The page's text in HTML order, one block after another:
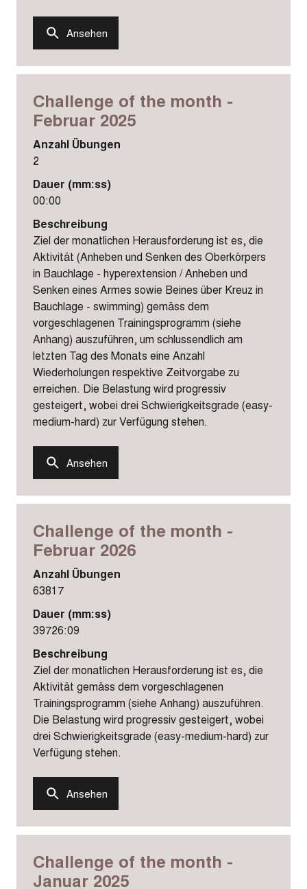
Ansehen
Challenge of the month -
Februar 2025
Anzahl Übungen
2
Dauer (mm:ss)
00:00
Beschreibung
Ziel der monatlichen Herausforderung ist es, die
Aktivität (Anheben und Senken des Oberkörpers
in Bauchlage - hyperextension / Anheben und
Senken eines Armes sowie Beines über Kreuz in
Bauchlage - swimming) gemäss dem
vorgeschlagenen Trainingsprogramm (siehe
Anhang) auszuführen, um schlussendlich am
letzten Tag des Monats eine Anzahl
Wiederholungen respektive Zeitvorgabe zu
erreichen. Die Belastung wird progressiv
gesteigert, wobei drei Schwierigkeitsgrade (easy-
medium-hard) zur Verfügung stehen.
Ansehen
Challenge of the month -
Februar 2026
Anzahl Übungen
63817
Dauer (mm:ss)
39726:09
Beschreibung
Ziel der monatlichen Herausforderung ist es, die
Aktivität gemäss dem vorgeschlagenen
Trainingsprogramm (siehe Anhang) auszuführen.
Die Belastung wird progressiv gesteigert, wobei
drei Schwierigkeitsgrade (easy-medium-hard) zur
Verfügung stehen.
Ansehen
Challenge of the month -
Januar 2025